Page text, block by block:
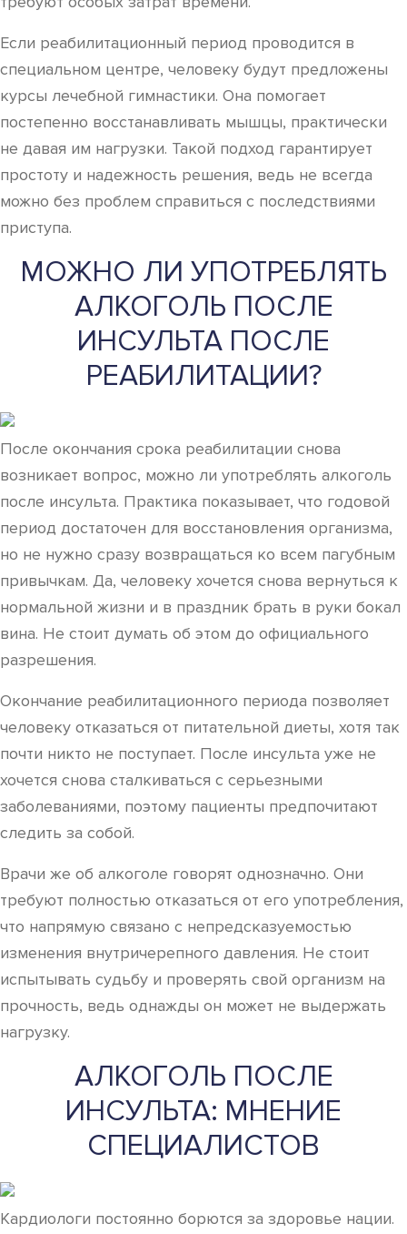
Если реабилитационный период проводится в
специальном центре, человеку будут предложены
курсы лечебной гимнастики. Она помогает
постепенно восстанавливать мышцы, практически
не давая им нагрузки. Такой подход гарантирует
простоту и надежность решения, ведь не всегда
можно без проблем справиться с последствиями
приступа.
МОЖНО ЛИ УПОТРЕБЛЯТЬ
АЛКОГОЛЬ ПОСЛЕ
ИНСУЛЬТА ПОСЛЕ
РЕАБИЛИТАЦИИ?
После окончания срока реабилитации снова
возникает вопрос, можно ли употреблять алкоголь
после инсульта. Практика показывает, что годовой
период достаточен для восстановления организма,
но не нужно сразу возвращаться ко всем пагубным
привычкам. Да, человеку хочется снова вернуться к
нормальной жизни и в праздник брать в руки бокал
вина. Не стоит думать об этом до официального
разрешения.
Окончание реабилитационного периода позволяет
человеку отказаться от питательной диеты, хотя так
почти никто не поступает. После инсульта уже не
хочется снова сталкиваться с серьезными
заболеваниями, поэтому пациенты предпочитают
следить за собой.
Врачи же об алкоголе говорят однозначно. Они
требуют полностью отказаться от его употребления,
что напрямую связано с непредсказуемостью
изменения внутричерепного давления. Не стоит
испытывать судьбу и проверять свой организм на
прочность, ведь однажды он может не выдержать
нагрузку.
АЛКОГОЛЬ ПОСЛЕ
ИНСУЛЬТА: МНЕНИЕ
СПЕЦИАЛИСТОВ
Кардиологи постоянно борются за здоровье нации.